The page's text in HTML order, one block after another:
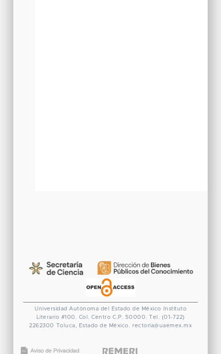
Universidad Autónoma del Estado de México
Instituto
Literario #100. Col. Centro C.P. 50000. Tel. (01-722)
2262300 Toluca, Estado de México. rectoria@uaemex.mx